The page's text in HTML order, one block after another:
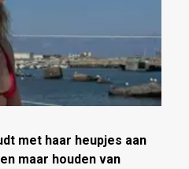
met haar heupjes aan
maar houden van